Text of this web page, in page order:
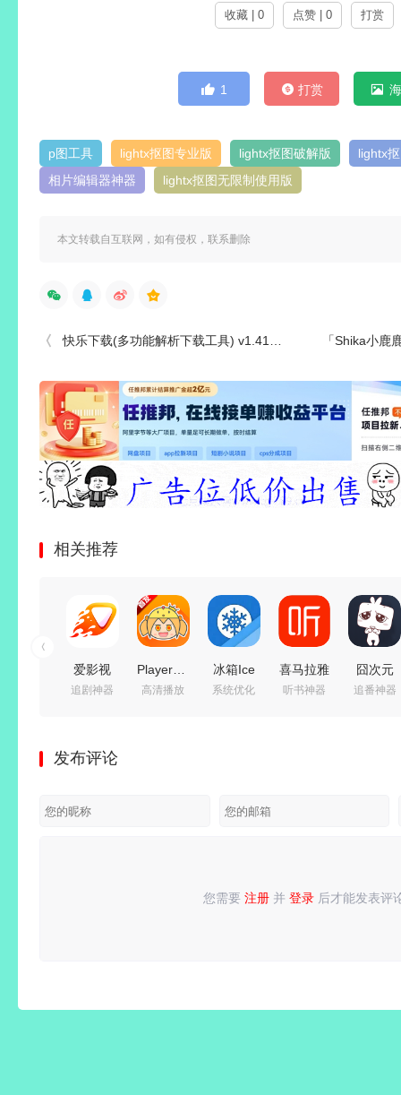
收藏 | 0 点赞 | 0 打赏
1 打赏
p图工具 lightx抠图专业版 lightx抠图破解版
lightx
相片编辑器神器
lightx抠图无限制使用版
本文转载自互联网，如有侵权，联系删除
快乐下载(多功能解析下载工具) v1.413 解锁会员版 「Shika小鹿鹿」134套
相关推荐
爱影视
(影视追
v6.8.6 去
版
追剧神器
PlayerFab(4K
蓝光播放
高清播放
冰箱Ice
Box
后台运
系统优化
喜马拉雅
v9.4.95.3
听书神器
囧次元
(樱花动
追番神器
发布评论
您需要 注册 并 登录 后才能发表评
请登录或 注册后再发表评论！